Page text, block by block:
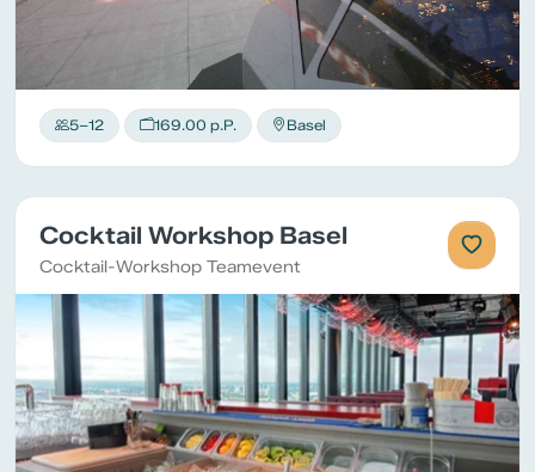
5–12 169.00 p.P. Basel
Cocktail Workshop Basel
Cocktail-Workshop Teamevent